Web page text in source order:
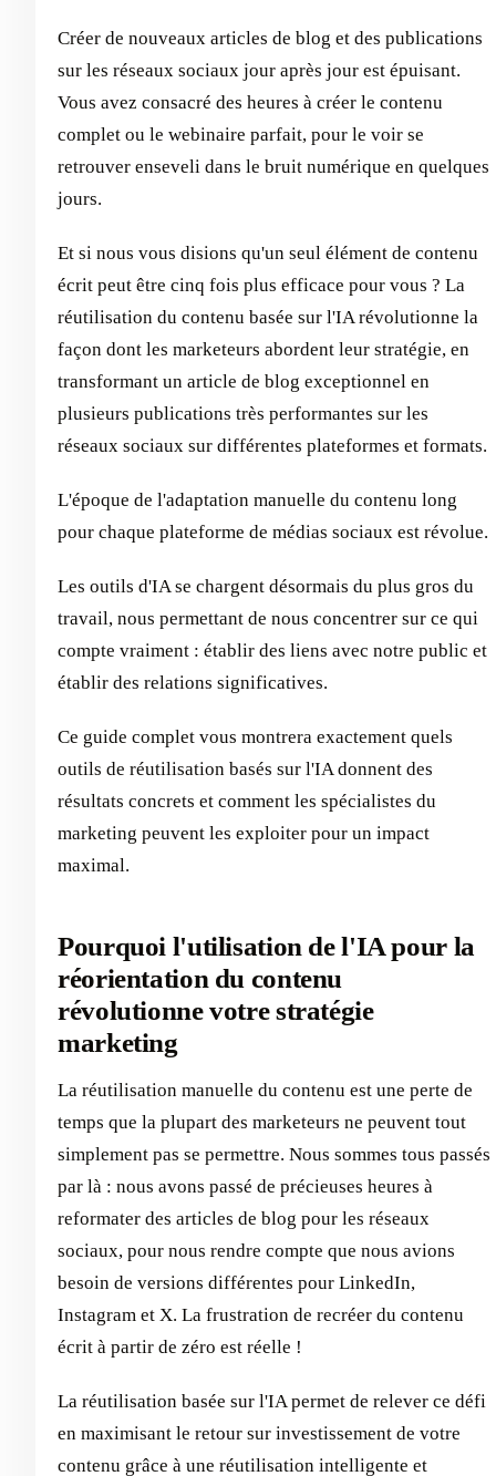
Créer de nouveaux articles de blog et des publications
sur les réseaux sociaux jour après jour est épuisant.
Vous avez consacré des heures à créer le contenu
complet ou le webinaire parfait, pour le voir se
retrouver enseveli dans le bruit numérique en quelques
jours.
Et si nous vous disions qu'un seul élément de contenu
écrit peut être cinq fois plus efficace pour vous ? La
réutilisation du contenu basée sur l'IA révolutionne la
façon dont les marketeurs abordent leur stratégie, en
transformant un article de blog exceptionnel en
plusieurs publications très performantes sur les
réseaux sociaux sur différentes plateformes et formats.
L'époque de l'adaptation manuelle du contenu long
pour chaque plateforme de médias sociaux est révolue.
Les outils d'IA se chargent désormais du plus gros du
travail, nous permettant de nous concentrer sur ce qui
compte vraiment : établir des liens avec notre public et
établir des relations significatives.
Ce guide complet vous montrera exactement quels
outils de réutilisation basés sur l'IA donnent des
résultats concrets et comment les spécialistes du
marketing peuvent les exploiter pour un impact
maximal.
Pourquoi l'utilisation de l'IA pour la
réorientation du contenu
révolutionne votre stratégie
marketing
La réutilisation manuelle du contenu est une perte de
temps que la plupart des marketeurs ne peuvent tout
simplement pas se permettre. Nous sommes tous passés
par là : nous avons passé de précieuses heures à
reformater des articles de blog pour les réseaux
sociaux, pour nous rendre compte que nous avions
besoin de versions différentes pour LinkedIn,
Instagram et X. La frustration de recréer du contenu
écrit à partir de zéro est réelle !
La réutilisation basée sur l'IA permet de relever ce défi
en maximisant le retour sur investissement de votre
contenu grâce à une réutilisation intelligente et